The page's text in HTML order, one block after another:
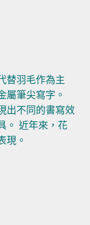
替羽毛作為主
屬筆尖寫字。
出不同的書寫效
。 近年來，花
現。